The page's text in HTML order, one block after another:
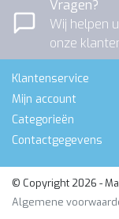
Vragen?
Wij helpen
onze
Klantenservice
Mijn account
Categorieën
Contactgegevens
© Copyright 2026 -
Algemene